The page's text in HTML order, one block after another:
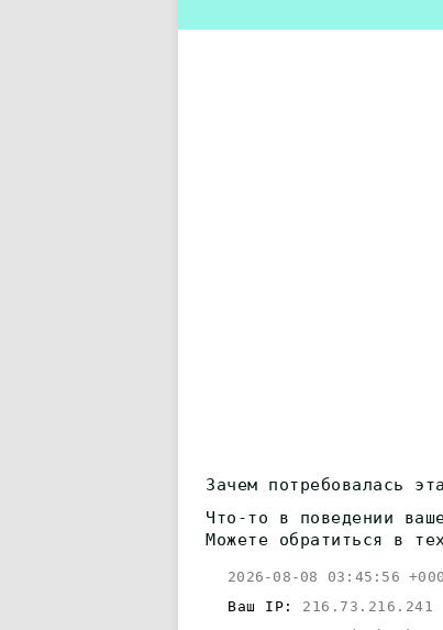
Зачем потребовалась
Что-то в поведении
Можете обратиться в
2026-08-08 03:45:56
Ваш IP: 216.73.216.241